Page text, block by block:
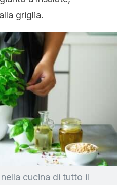
griglia.
cucina di tutto il